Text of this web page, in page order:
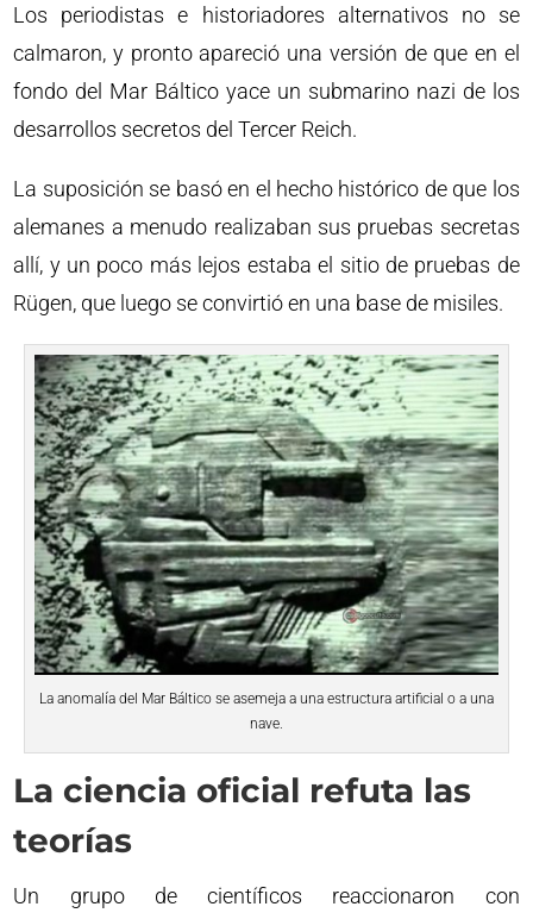
Los periodistas e historiadores alternativos no se
calmaron, y pronto apareció una versión de que en el
fondo del Mar Báltico yace un submarino nazi de los
desarrollos secretos del Tercer Reich.
La suposición se basó en el hecho histórico de que los
alemanes a menudo realizaban sus pruebas secretas
allí, y un poco más lejos estaba el sitio de pruebas de
Rügen, que luego se convirtió en una base de misiles.
La anomalía del Mar Báltico se asemeja a una estructura artificial o a una
nave.
La ciencia oficial refuta las
teorías
Un grupo de científicos reaccionaron con